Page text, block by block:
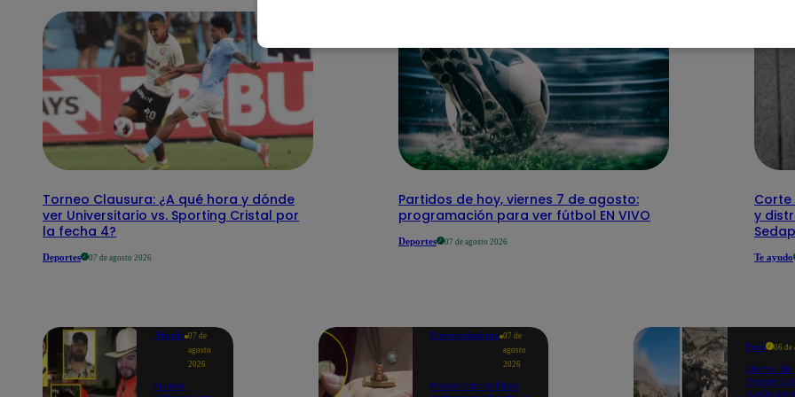
Torneo Clausura: ¿A qué hora y dónde
ver Universitario vs. Sporting Cristal por
la fecha 4?
Deportes 07 de agosto 2026
Partidos de hoy, viernes 7 de agosto:
programación para ver fútbol EN VIVO
Deportes 07 de agosto 2026
Corte
y
Te ayudo
Mundo 07 de
agosto
2026
Nueve
Entretenimiento 07 de
agosto
2026
Presentan el libro
Perú 06 de
Sismo de
Junín